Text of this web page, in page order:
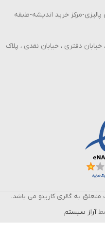
مرکز خرید اندیشه-طبقه
دفتری ، خیابان نقدی ، پلاک
به گالری کارینو می باشد.
آراز سیستم